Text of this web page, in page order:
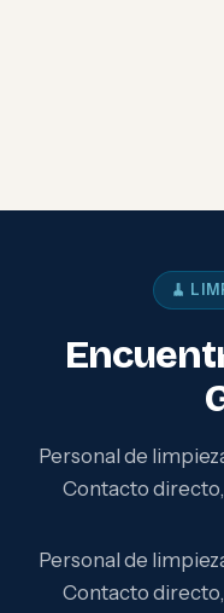
🧹
Personal de
Contacto
Personal de
Contacto